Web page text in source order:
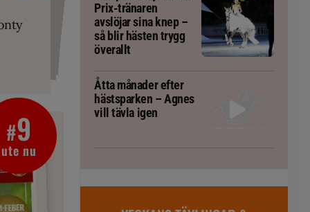
är allt
fång
blivit
#9
ute nu
Prix-tränaren
avslöjar sina knep –
så blir hästen trygg
överallt
Åtta månader efter
hästsparken – Agnes
vill tävla igen